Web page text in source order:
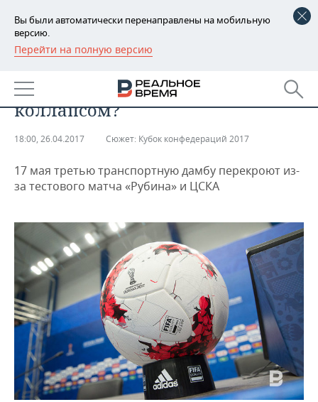
Вы были автоматически перенаправлены на мобильную
версию.
Перейти на полную версию
РЕГИОНЫ
БАШКОРТОСТАН
ТАТАРСТАН
НОВОСТИ
АНАЛИТИКА
НОВОСТИ АНАЛИТИКИ
ДЕКЛАРАЦИИ О ДОХОДАХ
ВУЗЫ ТАТАРСТАНА
КОМУ ПРИНАДЛЕЖАТ
ТОРГОВЫЕ ЦЕНТРЫ
ТАТАРСТАНА
НОВОСТИ ЭКОНОМИКИ
БАНКИ
БЮДЖЕТ
ИНВЕСТИЦИИ
ПРОМЫШЛЕННОСТЬ
ПРОМЫШЛЕННОСТИ
АГРОПРОМ
МАШИНОСТРОЕНИЕ
НЕФТЕХИМИЯ
НЕФТЬ
ОПК
НОВОСТИ НЕДВИЖИМОСТИ
АВТО
НОВОСТИ АВТО
БИЗНЕС
НОВОСТИ БИЗНЕСА
РОЗНИЧНАЯ ТОРГОВЛЯ
ТРАНСПОРТ
ТЕХНОЛОГИИ
НОВОСТИ ТЕХНОЛОГИЙ
IT
МЕРОПРИЯТИЯ
НОВОСТИ МЕРОПРИЯТИЙ
СПОРТ
грозит Казани транспортным
коллапсом?
18:00, 26.04.2017 Сюжет: Кубок конфедераций 2017
17 мая третью транспортную дамбу перекроют из-
за тестового матча «Рубина» и ЦСКА